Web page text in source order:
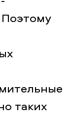
Поэтому
таких